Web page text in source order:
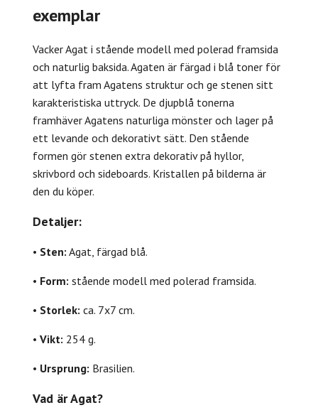
exemplar
Vacker Agat i stående modell med polerad framsida
och naturlig baksida. Agaten är färgad i blå toner för
att lyfta fram Agatens struktur och ge stenen sitt
karakteristiska uttryck. De djupblå tonerna
framhäver Agatens naturliga mönster och lager på
ett levande och dekorativt sätt. Den stående
formen gör stenen extra dekorativ på hyllor,
skrivbord och sideboards. Kristallen på bilderna är
den du köper.
Detaljer:
• Sten: Agat, färgad blå.
• Form: stående modell med polerad framsida.
• Storlek: ca. 7x7 cm.
• Vikt: 254 g.
• Ursprung: Brasilien.
Vad är Agat?